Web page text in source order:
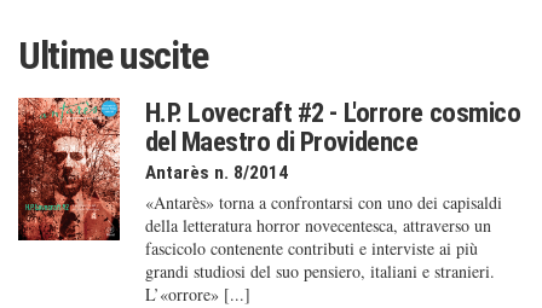
Ultime uscite
H.P. Lovecraft #2 - L'orrore cosmico
del Maestro di Providence
Antarès n. 8/2014
«Antarès» torna a confrontarsi con uno dei capisaldi
della letteratura horror novecentesca, attraverso un
fascicolo contenente contributi e interviste ai più
grandi studiosi del suo pensiero, italiani e stranieri.
L’«orrore» [...]